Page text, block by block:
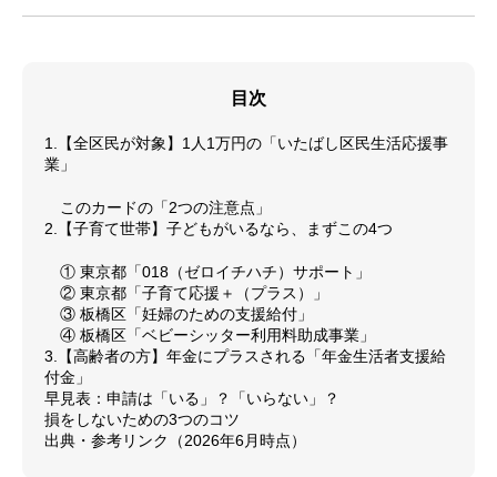
目次
1.【全区民が対象】1人1万円の「いたばし区民生活応援事
業」
このカードの「2つの注意点」
2.【子育て世帯】子どもがいるなら、まずこの4つ
① 東京都「018（ゼロイチハチ）サポート」
② 東京都「子育て応援＋（プラス）」
③ 板橋区「妊婦のための支援給付」
④ 板橋区「ベビーシッター利用料助成事業」
3.【高齢者の方】年金にプラスされる「年金生活者支援給
付金」
早見表：申請は「いる」？「いらない」？
損をしないための3つのコツ
出典・参考リンク（2026年6月時点）